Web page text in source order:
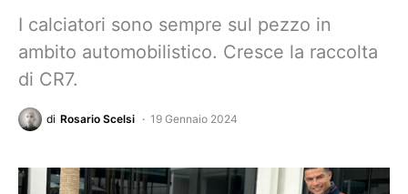
I calciatori sono sempre sul pezzo in
ambito automobilistico. Cresce la raccolta
di CR7.
di Rosario Scelsi 19 Gennaio 2024